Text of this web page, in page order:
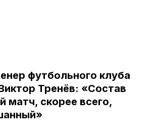
футбольного клуба
Тренёв: «Состав
матч, скорее всего,